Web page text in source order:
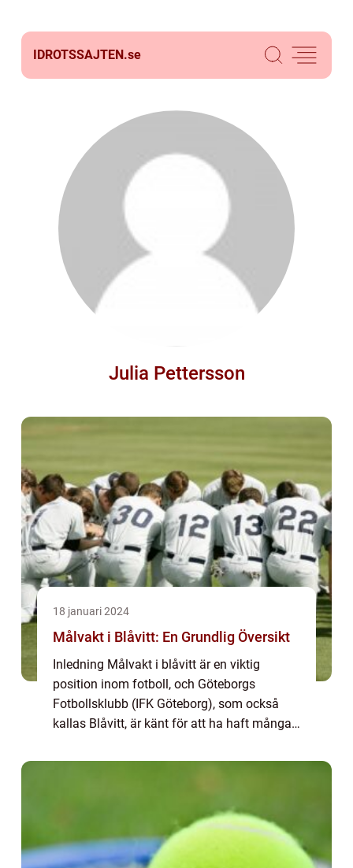
IDROTSSAJTEN.se
Julia Pettersson
18 januari 2024
Målvakt i Blåvitt: En Grundlig Översikt
Inledning Målvakt i blåvitt är en viktig
position inom fotboll, och Göteborgs
Fotbollsklubb (IFK Göteborg), som också
kallas Blåvitt, är känt för att ha haft många
artikel kommer vi att ge en fördjupad och